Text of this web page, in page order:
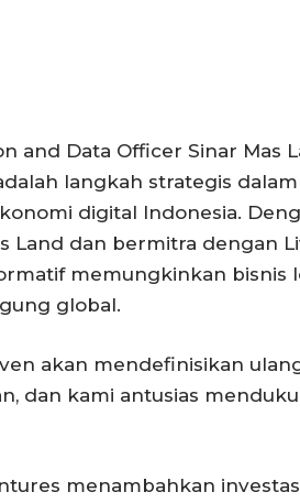
and Data Officer Sinar Mas
langkah strategis
digital Indonesia.
Land dan bermitra dengan
memungkinkan bisnis
global.
akan mendefinisikan
dan kami antusias
menambahkan